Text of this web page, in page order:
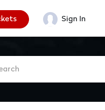
Sign In